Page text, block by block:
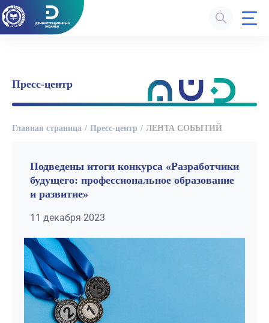
Пресс-центр
Главная страница Пресс-центр ЛЕНТА СОБЫТИЙ
Подведены итоги конкурса «Разработчики
будущего: профессиональное образование
и развитие»
11 декабря 2023